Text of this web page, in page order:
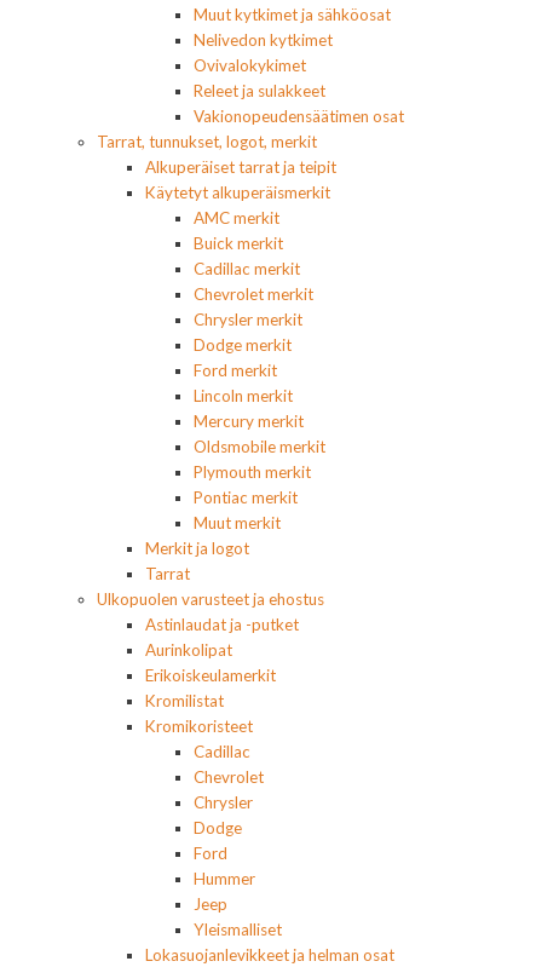
Muut kytkimet ja sähköosat
Nelivedon kytkimet
Ovivalokykimet
Releet ja sulakkeet
Vakionopeudensäätimen osat
Tarrat, tunnukset, logot, merkit
Alkuperäiset tarrat ja teipit
Käytetyt alkuperäismerkit
AMC merkit
Buick merkit
Cadillac merkit
Chevrolet merkit
Chrysler merkit
Dodge merkit
Ford merkit
Lincoln merkit
Mercury merkit
Oldsmobile merkit
Plymouth merkit
Pontiac merkit
Muut merkit
Merkit ja logot
Tarrat
Ulkopuolen varusteet ja ehostus
Astinlaudat ja -putket
Aurinkolipat
Erikoiskeulamerkit
Kromilistat
Kromikoristeet
Cadillac
Chevrolet
Chrysler
Dodge
Ford
Hummer
Jeep
Yleismalliset
Lokasuojanlevikkeet ja helman osat